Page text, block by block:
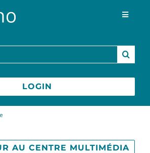
Toggle
LOGIN
AU CENTRE MULTIMÉDIA